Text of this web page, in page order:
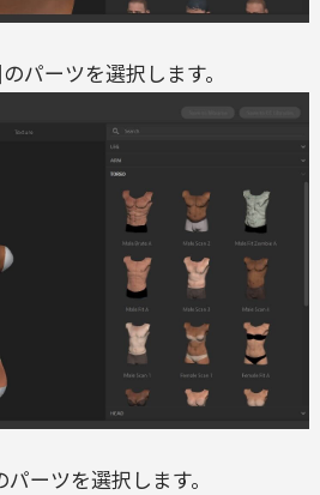
のパーツを選択します。
パーツを選択します。